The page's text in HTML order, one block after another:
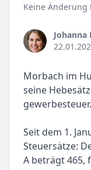
Keine Änderung
Johanna
Morbach im
seine
Seit dem 1.
Steuersätze:
A beträgt 465,